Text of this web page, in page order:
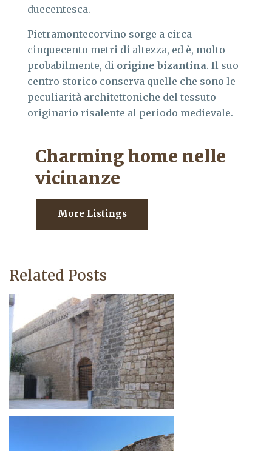
duecentesca.
Pietramontecorvino sorge a circa
cinquecento metri di altezza, ed è, molto
probabilmente, di origine bizantina. Il suo
centro storico conserva quelle che sono le
peculiarità architettoniche del tessuto
originario risalente al periodo medievale.
Charming home nelle
vicinanze
More Listings
Related Posts